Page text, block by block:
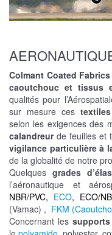
Colmant Coated Fabrics
caoutchouc et tissus
qualités pour
sur mesure ces
selon les exigences des
calandreurde feuilles et
vigilance particulière à
de la globalité de notre
Quelques grades
l’aéronautique et
NBR/PVC, ECO, ECO/
(Vamac) , FKM
Concernant les